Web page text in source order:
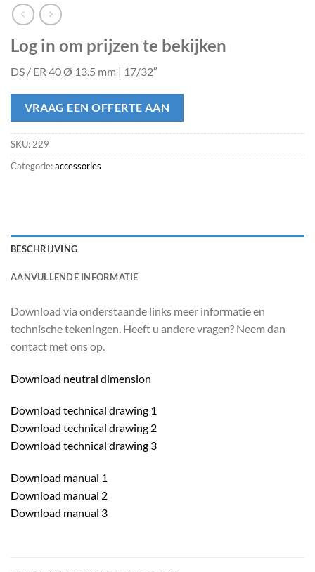
Log in om prijzen te bekijken
DS / ER 40 Ø 13.5 mm | 17/32″
VRAAG EEN OFFERTE AAN
SKU: 229
Categorie:accessories
BESCHRIJVING
AANVULLENDE INFORMATIE
Download via onderstaande links meer informatie en
technische tekeningen. Heeft u andere vragen? Neem dan
contact met ons op.
Download neutral dimension
Download technical drawing 1
Download technical drawing 2
Download technical drawing 3
Download manual 1
Download manual 2
Download manual 3